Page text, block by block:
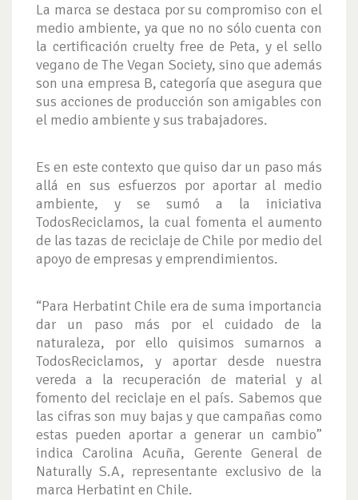
La marca se destaca por su compromiso con el
medio ambiente, ya que no no sólo cuenta con
la certificación cruelty free de Peta, y el sello
vegano de The Vegan Society, sino que además
son una empresa B, categoría que asegura que
sus acciones de producción son amigables con
el medio ambiente y sus trabajadores.
Es en este contexto que quiso dar un paso más
allá en sus esfuerzos por aportar al medio
ambiente, y se sumó a la iniciativa
TodosReciclamos, la cual fomenta el aumento
de las tazas de reciclaje de Chile por medio del
apoyo de empresas y emprendimientos.
“Para Herbatint Chile era de suma importancia
dar un paso más por el cuidado de la
naturaleza, por ello quisimos sumarnos a
TodosReciclamos, y aportar desde nuestra
vereda a la recuperación de material y al
fomento del reciclaje en el país. Sabemos que
las cifras son muy bajas y que campañas como
estas pueden aportar a generar un cambio”
indica Carolina Acuña, Gerente General de
Naturally S.A, representante exclusivo de la
marca Herbatint en Chile.